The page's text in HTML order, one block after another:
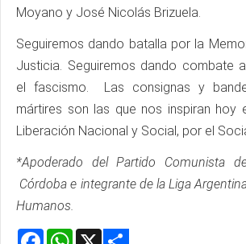
Moyano y José Nicolás Brizuela.
Seguiremos dando batalla por la
Justicia. Seguiremos dando combate
el fascismo. Las consignas y
mártires son las que nos inspiran hoy
Liberación Nacional y Social, por el
*Apoderado del Partido Comunista
Córdoba e integrante de la Liga
Humanos.
Facebook
WhatsApp